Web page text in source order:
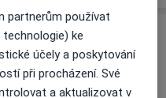
a 1. LF UK
08
partnerům používat
ke
účely a poskytování
při procházení. Své
a aktualizovat v